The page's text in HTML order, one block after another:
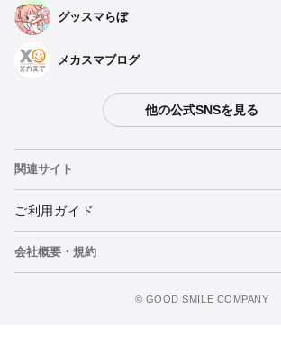
グッスマらぼ
メカスマブログ
他の公式SNSを見る
関連サイト
ねんどろいど
ねんどろいどフェイスメーカー
ご利用ガイド
重要なお知らせ
会社概要・規約
©️ GOOD SMILE COMPANY